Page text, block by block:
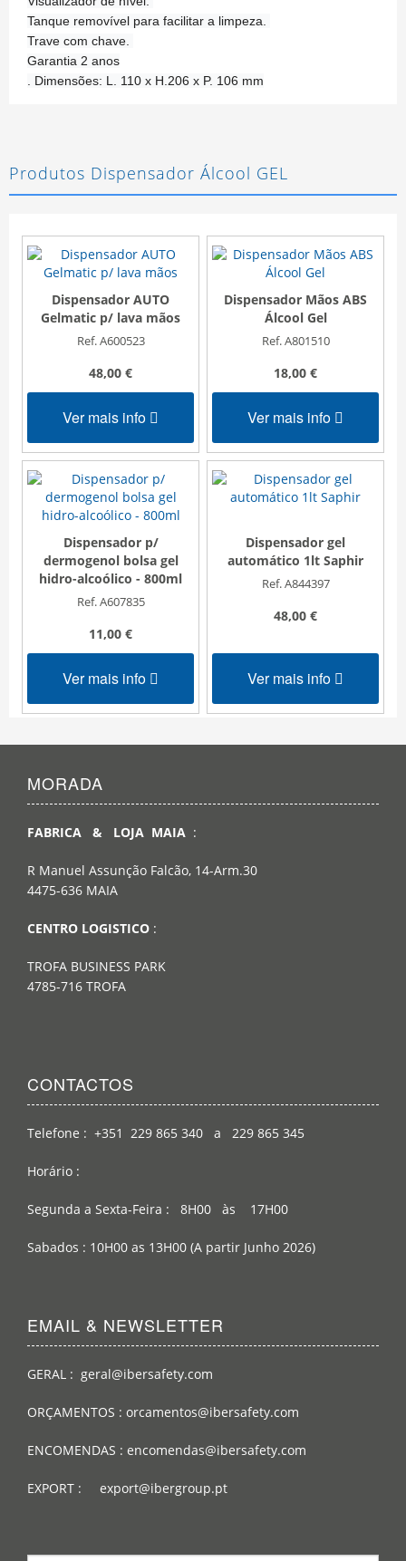
Tanque removível para facilitar a limpeza.
Trave com chave.
Garantia 2 anos
. Dimensões: L. 110 x H.206 x P. 106 mm
Produtos Dispensador Álcool GEL
Dispensador AUTO
Gelmatic p/ lava mãos
Ref. A600523
48,00 €
Ver mais info
Dispensador Mãos ABS
Álcool Gel
Ref. A801510
18,00 €
Ver mais info
Dispensador p/
dermogenol bolsa gel
hidro-alcoólico - 800ml
Ref. A607835
11,00 €
Ver mais info
Dispensador gel
automático 1lt Saphir
Ref. A844397
48,00 €
Ver mais info
MORADA
FABRICA & LOJA MAIA :
R Manuel Assunção Falcão, 14-Arm.30
4475-636 MAIA
CENTRO LOGISTICO :
TROFA BUSINESS PARK
4785-716 TROFA
CONTACTOS
Telefone : +351 229 865 340 a 229 865 345
Horário :
Segunda a Sexta-Feira : 8H00 às 17H00
Sabados : 10H00 as 13H00 (A partir Junho 2026)
EMAIL & NEWSLETTER
GERAL : geral@ibersafety.com
ORÇAMENTOS : orcamentos@ibersafety.com
ENCOMENDAS : encomendas@ibersafety.com
EXPORT : export@ibergroup.pt